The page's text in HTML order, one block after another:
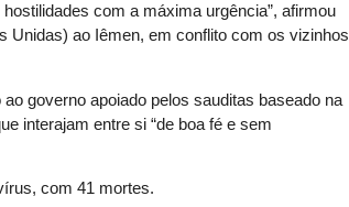
com a máxima urgência”, afirmou
Unidas) ao Iêmen, em conflito com os vizinhos
governo apoiado pelos sauditas baseado na
interajam entre si “de boa fé e sem
com 41 mortes.